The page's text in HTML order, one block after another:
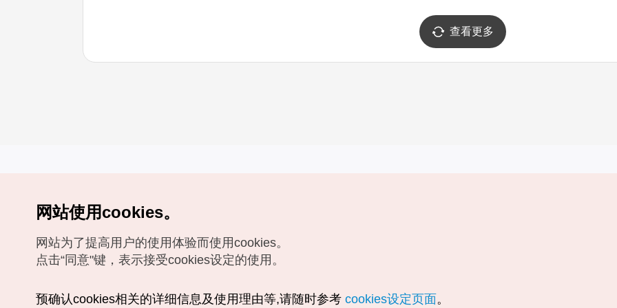
查看更多
数字图书 / 电子书
如有相关疑问或建议，欢迎来信。VISITKOREA官方邮箱
chnsim@knto.or.kr
网站使用cookies。
网站为了提高用户的使用体验而使用cookies。
点击“同意"键，表示接受cookies设定的使用。
预确认cookies相关的详细信息及使用理由等,请随时参考 cookies设定页面。